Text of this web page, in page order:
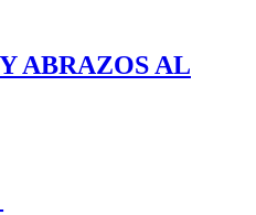
ABRAZOS AL